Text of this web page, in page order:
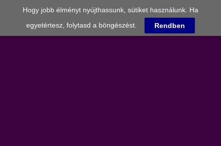
Hogy jobb élményt nyújthassunk, sütiket használunk. Ha
egyetértesz, folytasd a böngészést.
Rendben